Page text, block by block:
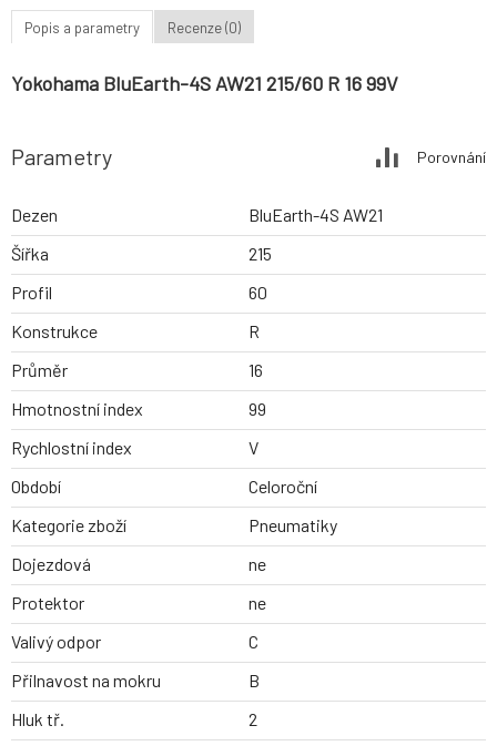
Popis a parametry Recenze (0)
Yokohama BluEarth-4S AW21 215/60 R 16 99V
Parametry Porovnání
Dezen
BluEarth-4S AW21
Šířka
215
Profil
60
Konstrukce
R
Průměr
16
Hmotnostní index
99
Rychlostní index
V
Období
Celoroční
Kategorie zboží
Pneumatiky
Dojezdová
ne
Protektor
ne
Valivý odpor
C
Přilnavost na mokru
B
Hluk tř.
2